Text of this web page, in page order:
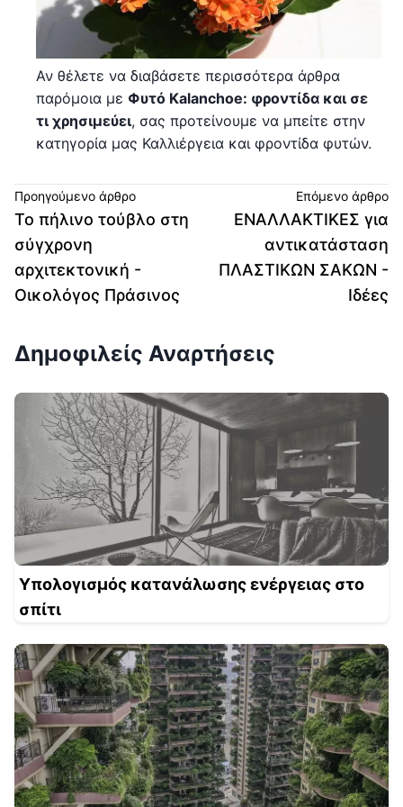
Αν θέλετε να διαβάσετε περισσότερα άρθρα
παρόμοια με Φυτό Kalanchoe: φροντίδα και σε
τι χρησιμεύει, σας προτείνουμε να μπείτε στην
κατηγορία μας Καλλιέργεια και φροντίδα φυτών.
Προηγούμενο άρθρο
Το πήλινο τούβλο στη
σύγχρονη
αρχιτεκτονική -
Οικολόγος Πράσινος
Επόμενο άρθρο
ΕΝΑΛΛΑΚΤΙΚΕΣ για
αντικατάσταση
ΠΛΑΣΤΙΚΩΝ ΣΑΚΩΝ -
Ιδέες
Δημοφιλείς Αναρτήσεις
Υπολογισμός κατανάλωσης ενέργειας στο
σπίτι